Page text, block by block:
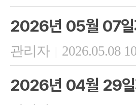
2026년 05월 07일
관리자 | 2026.05.08
2026년 04월 29일